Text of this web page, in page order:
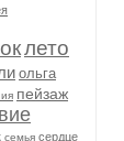
лето
ольга
пейзаж
семья сердце